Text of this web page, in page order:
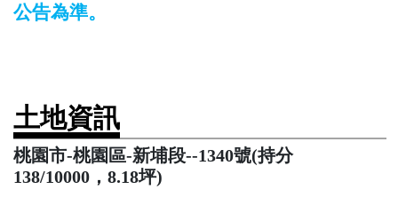
公告為準。
土地資訊
桃園市-桃園區-新埔段--1340號(持分
138/10000，8.18坪)